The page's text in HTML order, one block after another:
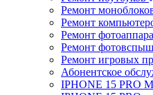
Ремонт
Ремонт
Ремонт
Ремонт
Ремонт игровых
Абонентское
IPHONE 15 PRO